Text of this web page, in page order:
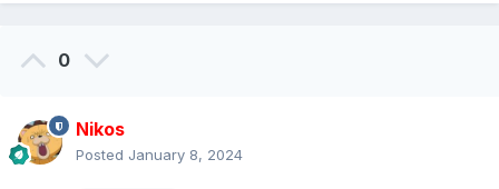
0
Nikos
Posted January 8, 2024